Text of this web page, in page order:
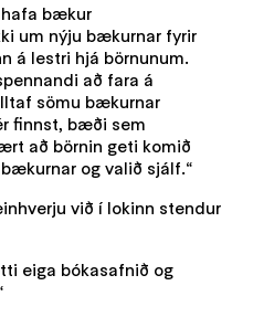
hafa bækur
um nýju bækurnar fyrir
á lestri hjá börnunum.
að fara á
sömu bækurnar
finnst, bæði sem
að börnin geti komið
og valið sjálf.“
við í lokinn stendur
eiga bókasafnið og